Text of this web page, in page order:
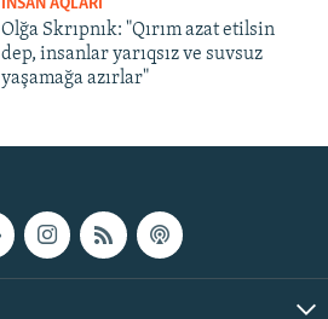
İNSAN AQLARI
Olğa Skrıpnık: "Qırım azat etilsin
dep, insanlar yarıqsız ve suvsuz
yaşamağa azırlar"